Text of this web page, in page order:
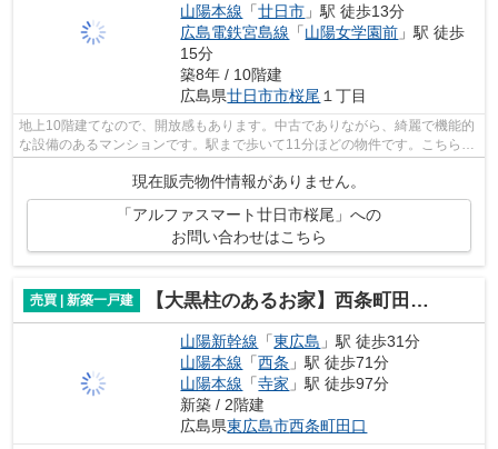
山陽本線 「廿日市 」駅 徒歩13分
広島電鉄宮島線 「山陽女学園前 」駅 徒歩
15分
築8年 / 10階建
広島県廿日市市桜尾 １丁目
地上10階建てなので、開放感もあります。中古でありながら、綺麗で機能的
な設備のあるマンションです。駅まで歩いて11分ほどの物件です。こちらの
物件はエレベーター付きです。不動産...
現在販売物件情報がありません。
「アルファスマート廿日市桜尾」への
お問い合わせはこちら
売買 | 新築一戸建 【大黒柱のあるお家】西条町田口新築戸建
山陽新幹線 「東広島 」駅 徒歩31分
山陽本線 「西条 」駅 徒歩71分
山陽本線 「寺家 」駅 徒歩97分
新築 / 2階建
広島県東広島市西条町田口